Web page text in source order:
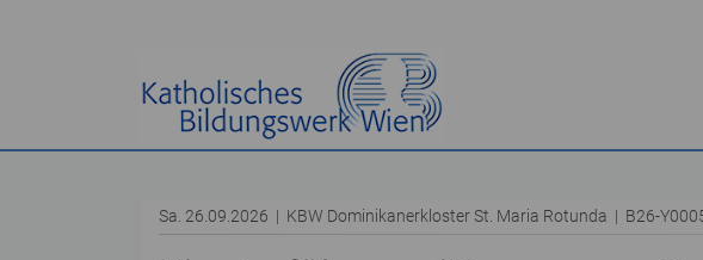
Sa. 26.09.2026 | KBW Dominikanerkloster St. Maria Rotunda | B26-